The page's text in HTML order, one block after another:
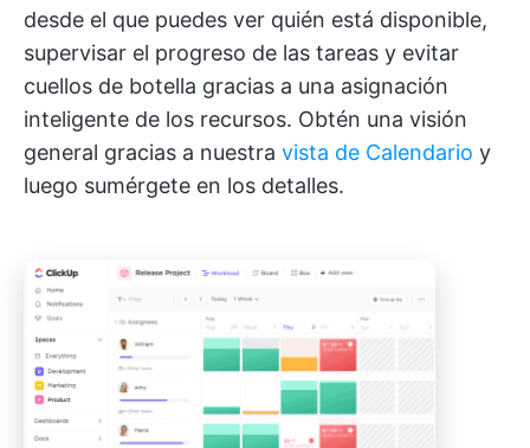
desde el que puedes ver quién está disponible,
supervisar el progreso de las tareas y evitar
cuellos de botella gracias a una asignación
inteligente de los recursos. Obtén una visión
general gracias a nuestra vista de Calendario y
luego sumérgete en los detalles.